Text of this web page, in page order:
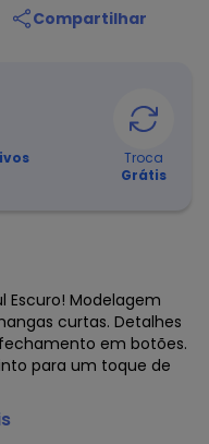
Compartilhar
Troca
Grátis
Escuro! Modelagem
curtas. Detalhes
em botões.
para um toque de
Listrada